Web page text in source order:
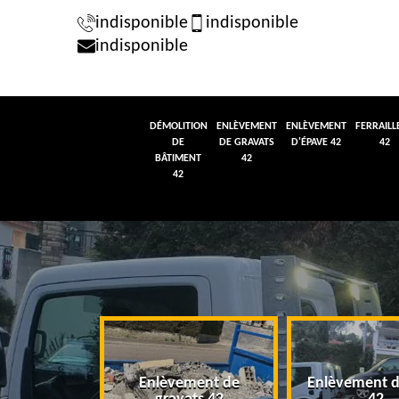
indisponible
indisponible
indisponible
DÉMOLITION
DE
BÂTIMENT
42
ENLÈVEMENT
DE GRAVATS
42
ENLÈVEMENT
D'ÉPAVE 42
42
de
Enlèvement de
Enlèvement